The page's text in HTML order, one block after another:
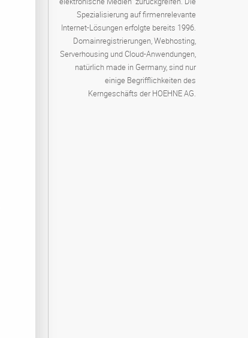
Spezialisierung auf firmenrelevante
Internet-Lösungen erfolgte bereits 1996.
Domainregistrierungen, Webhosting,
Serverhousing und Cloud-Anwendungen,
natürlich made in Germany, sind nur
einige Begrifflichkeiten des
Kerngeschäfts der HOEHNE AG.